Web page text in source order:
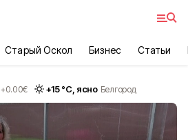
Старый Оскол Бизнес Статьи
+0.00€ +15°С, ясно Белгород